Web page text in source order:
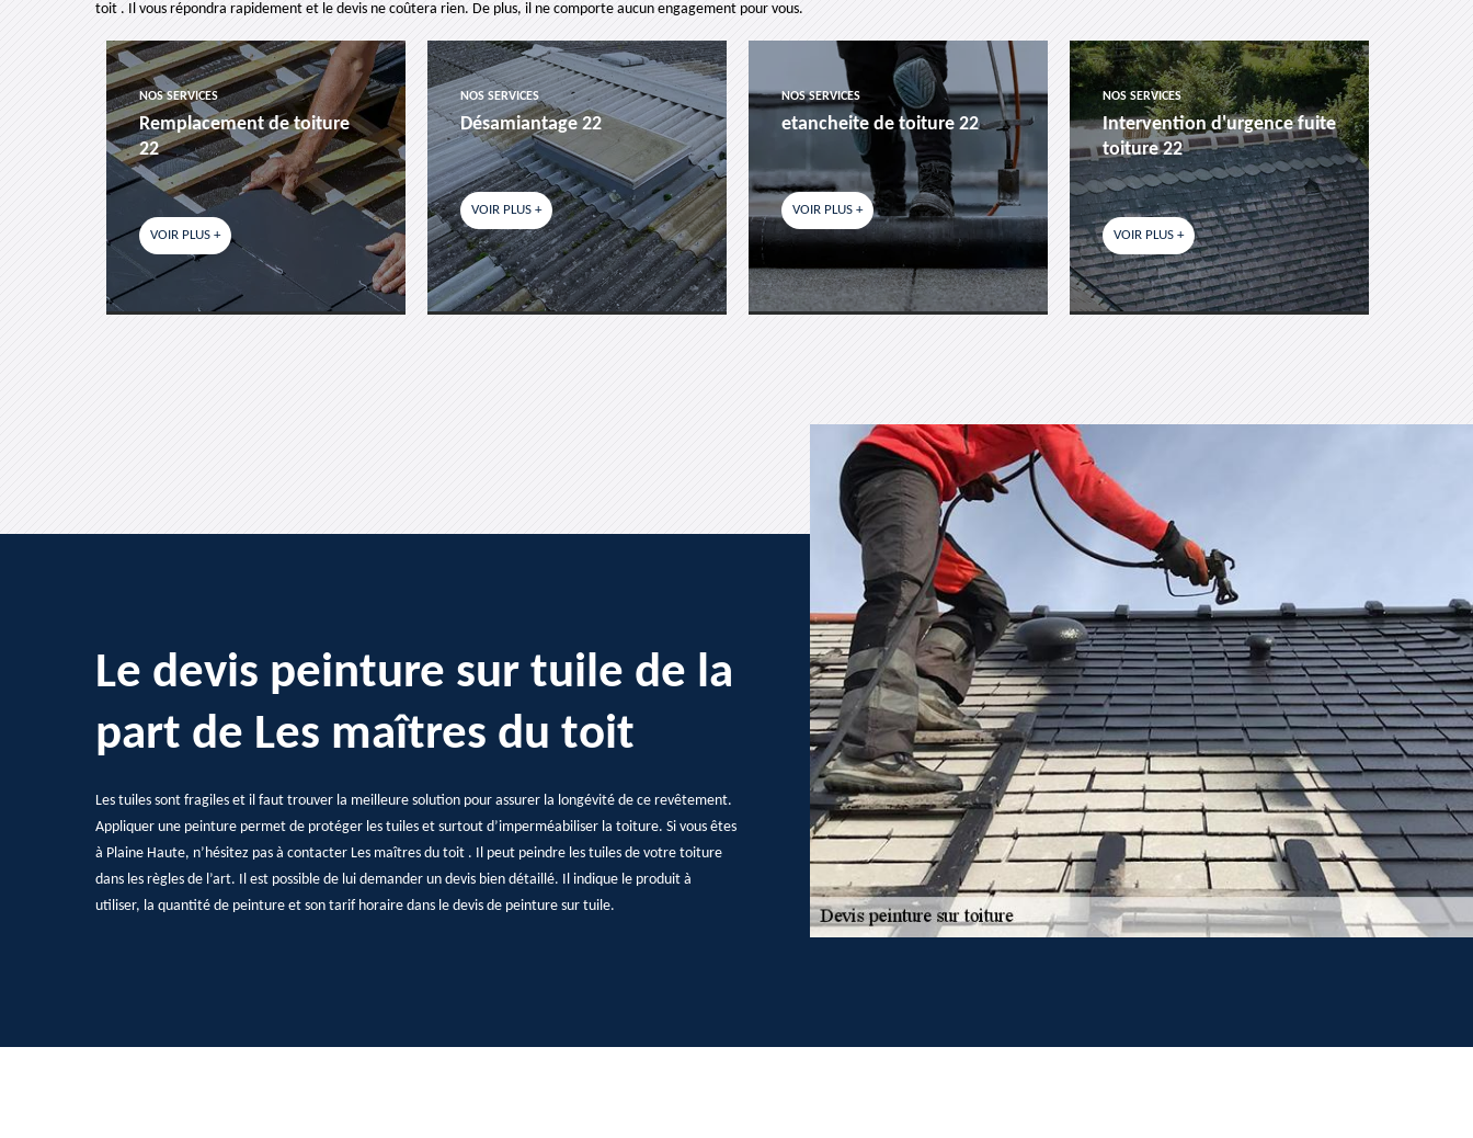
toit . Il vous répondra rapidement et le devis ne coûtera rien. De plus, il ne comporte aucun engagement pour vous.
NOS SERVICES
Remplacement de toiture
22
VOIR PLUS +
NOS SERVICES
Désamiantage 22
VOIR PLUS +
NOS SERVICES
etancheite de toiture 22
VOIR PLUS +
NOS SERVICES
Intervention d'urgence fuite
toiture 22
VOIR PLUS +
Le devis peinture sur tuile de la
part de Les maîtres du toit
Les tuiles sont fragiles et il faut trouver la meilleure solution pour assurer la longévité de ce revêtement.
Appliquer une peinture permet de protéger les tuiles et surtout d’imperméabiliser la toiture. Si vous êtes
à Plaine Haute, n’hésitez pas à contacter Les maîtres du toit . Il peut peindre les tuiles de votre toiture
dans les règles de l’art. Il est possible de lui demander un devis bien détaillé. Il indique le produit à
utiliser, la quantité de peinture et son tarif horaire dans le devis de peinture sur tuile.